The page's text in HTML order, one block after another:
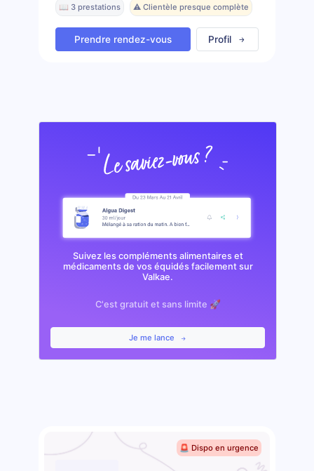
📖 3 prestations ⚠️ Clientèle presque complète
Prendre rendez-vous Profil
Suivez les compléments alimentaires et
médicaments de vos équidés facilement sur
Valkae.
C'est gratuit et sans limite 🚀
Je me lance
🚨 Dispo en urgence